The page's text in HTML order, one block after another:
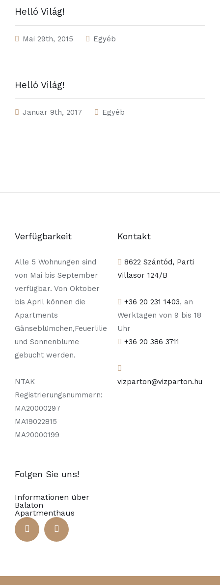
Helló Világ!
Mai 29th, 2015 Egyéb
Helló Világ!
Januar 9th, 2017 Egyéb
Verfügbarkeit
Alle 5 Wohnungen sind
von Mai bis September
verfügbar. Von Oktober
bis April können die
Apartments
Gänseblümchen,Feuerlilie
und Sonnenblume
gebucht werden.
NTAK
Registrierungsnummern:
MA20000297
MA19022815
MA20000199
Kontakt
8622 Szántód, Parti
Villasor 124/B
+36 20 231 1403, an
Werktagen von 9 bis 18
Uhr
+36 20 386 3711
vizparton@vizparton.hu
Folgen Sie uns!
Informationen über
Balaton
Apartmenthaus